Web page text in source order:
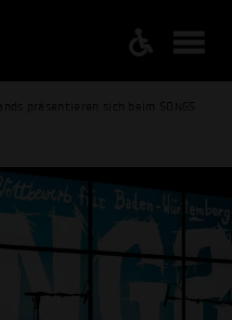
präsentieren sich beim SONGS